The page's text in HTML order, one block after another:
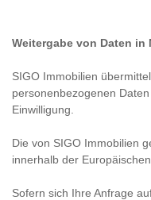
Weitergabe von Daten in
SIGO Immobilien
personenbezogenen
Einwilligung.
Die von SIGO Immobilien
innerhalb der Europäischen
Sofern sich Ihre Anfrage